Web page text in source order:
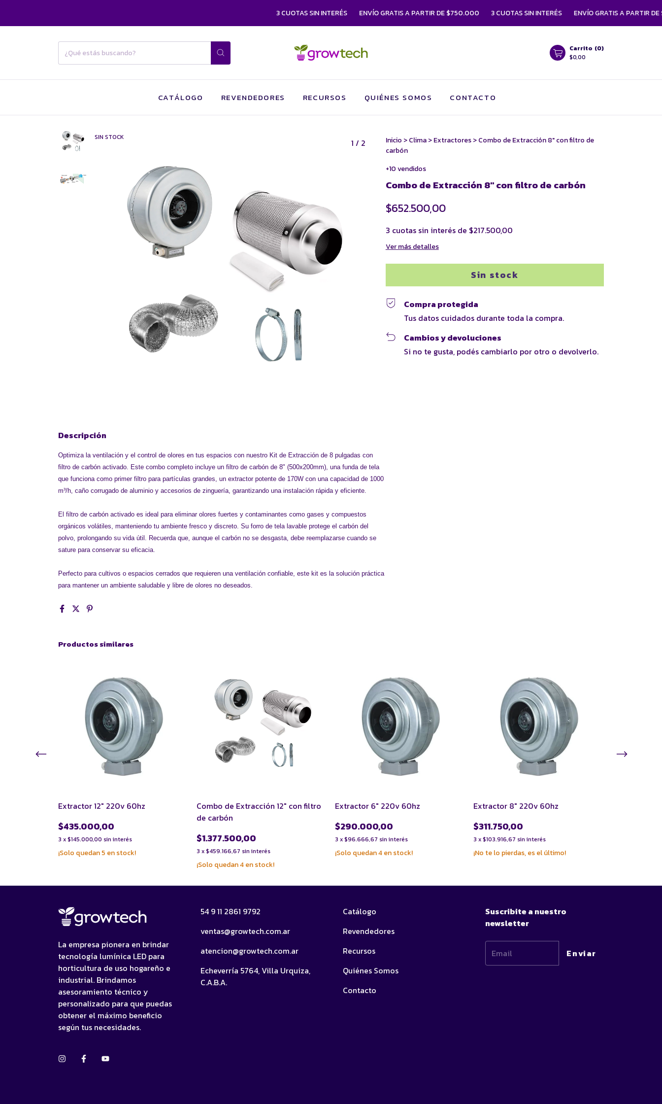
3 CUOTAS SIN INTERÉS ENVÍO GRATIS A PARTIR DE $750.000 3 CUOTAS SIN INTERÉS ENVÍO GRATIS A PARTIR DE
Carrito (0)
$0,00
CATÁLOGO REVENDEDORES RECURSOS QUIÉNES SOMOS CONTACTO
SIN STOCK 1 / 2 Inicio > Clima > Extractores > Combo de Extracción 8" con filtro de
carbón
+10 vendidos
Combo de Extracción 8" con filtro de carbón
$652.500,00
3 cuotas sin interés de $217.500,00
Ver más detalles
Compra protegida
Tus datos cuidados durante toda la compra.
Cambios y devoluciones
Si no te gusta, podés cambiarlo por otro o devolverlo.
Descripción
Optimiza la ventilación y el control de olores en tus espacios con nuestro Kit de Extracción de 8 pulgadas con
filtro de carbón activado. Este combo completo incluye un filtro de carbón de 8" (500x200mm), una funda de tela
que funciona como primer filtro para partículas grandes, un extractor potente de 170W con una capacidad de 1000
m³/h, caño corrugado de aluminio y accesorios de zinguería, garantizando una instalación rápida y eficiente.
El filtro de carbón activado es ideal para eliminar olores fuertes y contaminantes como gases y compuestos
orgánicos volátiles, manteniendo tu ambiente fresco y discreto. Su forro de tela lavable protege el carbón del
polvo, prolongando su vida útil. Recuerda que, aunque el carbón no se desgasta, debe reemplazarse cuando se
sature para conservar su eficacia.
Perfecto para cultivos o espacios cerrados que requieren una ventilación confiable, este kit es la solución práctica
para mantener un ambiente saludable y libre de olores no deseados.
Productos similares
Extractor 12" 220v 60hz
$435.000,00
3 x$145.000,00 sin interés
¡Solo quedan5 en stock!
Combo de Extracción 12" con filtro
de carbón
$1.377.500,00
3 x$459.166,67 sin interés
¡Solo quedan4en stock!
Extractor 6" 220v 60hz
$290.000,00
3 x$96.666,67 sin interés
¡Solo quedan4en stock!
Extractor 8" 220v 60hz
$311.750,00
3 x$103.916,67 sin interés
¡No te lo pierdas, es el último!
La empresa pionera en brindar
tecnología lumínica LED para
horticultura de uso hogareño e
industrial. Brindamos
asesoramiento técnico y
personalizado para que puedas
obtener el máximo beneficio
según tus necesidades.
54 9 11 2861 9792
ventas@growtech.com.ar
atencion@growtech.com.ar
Echeverría 5764, Villa Urquiza,
C.A.B.A.
Catálogo
Revendedores
Recursos
Quiénes Somos
Contacto
Suscribite a nuestro
newsletter